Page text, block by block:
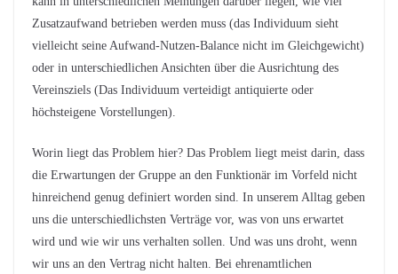
Zusatzaufwand betrieben werden muss (das Individuum sieht
vielleicht seine Aufwand-Nutzen-Balance nicht im Gleichgewicht)
oder in unterschiedlichen Ansichten über die Ausrichtung des
Vereinsziels (Das Individuum verteidigt antiquierte oder
höchsteigene Vorstellungen).
Worin liegt das Problem hier? Das Problem liegt meist darin, dass
die Erwartungen der Gruppe an den Funktionär im Vorfeld nicht
hinreichend genug definiert worden sind. In unserem Alltag geben
uns die unterschiedlichsten Verträge vor, was von uns erwartet
wird und wie wir uns verhalten sollen. Und was uns droht, wenn
wir uns an den Vertrag nicht halten. Bei ehrenamtlichen